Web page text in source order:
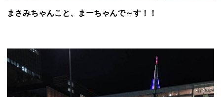
まさみちゃんこと、まーちゃんで～す！！